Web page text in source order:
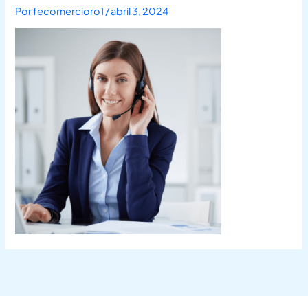
Porfecomercioro1 /abril 3, 2024